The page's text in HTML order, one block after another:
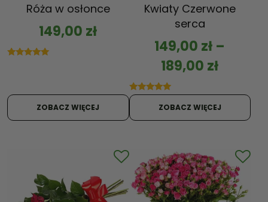
Róża w osłonce
149,00 zł
ZOBACZ WIĘCEJ
Kwiaty Czerwone
serca
149,00 zł –
189,00 zł
ZOBACZ WIĘCEJ